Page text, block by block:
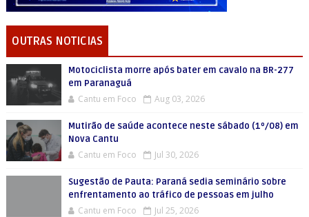
OUTRAS NOTICIAS
Motociclista morre após bater em cavalo na BR-277
em Paranaguá
Cantu em Foco Aug 03, 2026
Mutirão de saúde acontece neste sábado (1º/08) em
Nova Cantu
Cantu em Foco Jul 30, 2026
Sugestão de Pauta: Paraná sedia seminário sobre
enfrentamento ao tráfico de pessoas em julho
Cantu em Foco Jul 25, 2026